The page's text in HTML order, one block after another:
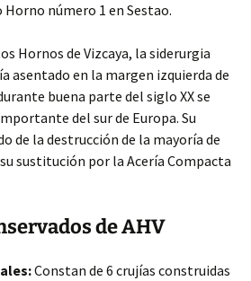
número 1 en Sestao.
Hornos de Vizcaya, la siderurgia
asentado en la margen izquierda de
buena parte del siglo XX se
del sur de Europa. Su
de la destrucción de la mayoría de
sustitución por la Acería Compacta
de AHV
Constan de 6 crujías construidas